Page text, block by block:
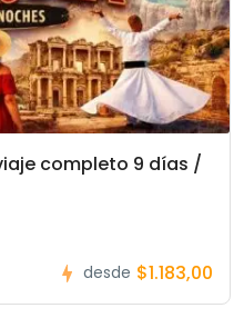
completo 9 días /
desde $1.183,00